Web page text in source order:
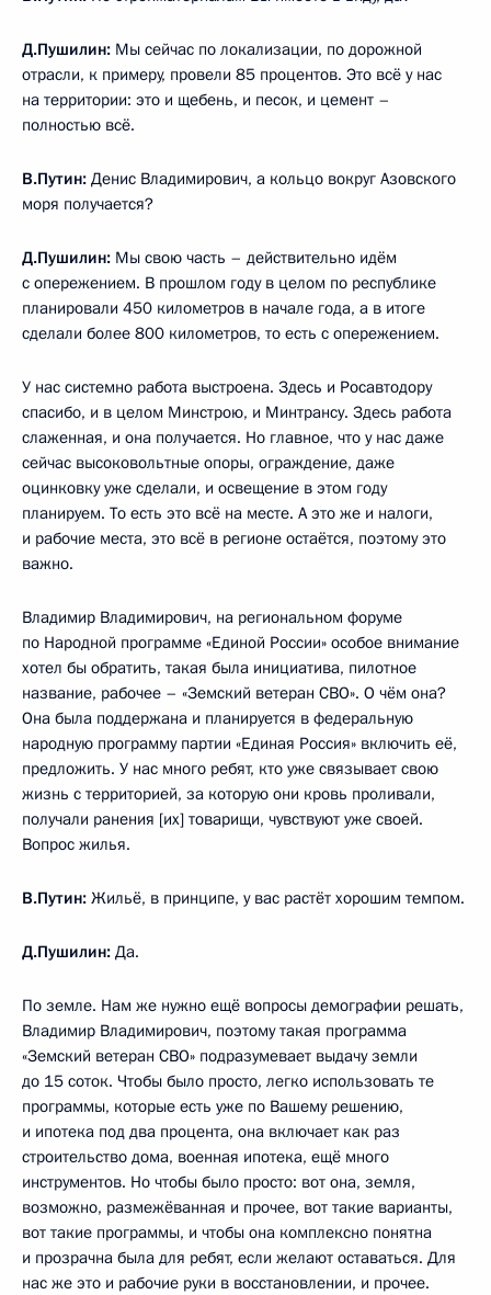
Д.Пушилин: Мы сейчас по локализации, по дорожной
отрасли, к примеру, провели 85 процентов. Это всё у нас
на территории: это и щебень, и песок, и цемент –
полностью всё.
В.Путин: Денис Владимирович, а кольцо вокруг Азовского
моря получается?
Д.Пушилин: Мы свою часть – действительно идём
с опережением. В прошлом году в целом по республике
планировали 450 километров в начале года, а в итоге
сделали более 800 километров, то есть с опережением.
У нас системно работа выстроена. Здесь и Росавтодору
спасибо, и в целом Минстрою, и Минтрансу. Здесь работа
слаженная, и она получается. Но главное, что у нас даже
сейчас высоковольтные опоры, ограждение, даже
оцинковку уже сделали, и освещение в этом году
планируем. То есть это всё на месте. А это же и налоги,
и рабочие места, это всё в регионе остаётся, поэтому это
важно.
Владимир Владимирович, на региональном форуме
по Народной программе «Единой России» особое внимание
хотел бы обратить, такая была инициатива, пилотное
название, рабочее – «Земский ветеран СВО». О чём она?
Она была поддержана и планируется в федеральную
народную программу партии «Единая Россия» включить её,
предложить. У нас много ребят, кто уже связывает свою
жизнь с территорией, за которую они кровь проливали,
получали ранения [их] товарищи, чувствуют уже своей.
Вопрос жилья.
В.Путин: Жильё, в принципе, у вас растёт хорошим темпом.
Д.Пушилин: Да.
По земле. Нам же нужно ещё вопросы демографии решать,
Владимир Владимирович, поэтому такая программа
«Земский ветеран СВО» подразумевает выдачу земли
до 15 соток. Чтобы было просто, легко использовать те
программы, которые есть уже по Вашему решению,
и ипотека под два процента, она включает как раз
строительство дома, военная ипотека, ещё много
инструментов. Но чтобы было просто: вот она, земля,
возможно, размежёванная и прочее, вот такие варианты,
вот такие программы, и чтобы она комплексно понятна
и прозрачна была для ребят, если желают оставаться. Для
нас же это и рабочие руки в восстановлении, и прочее.